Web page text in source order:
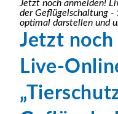
Jetzt noch anmelden!
der Geflügelschaltung -
optimal darstellen und
Jetzt noch
Live-